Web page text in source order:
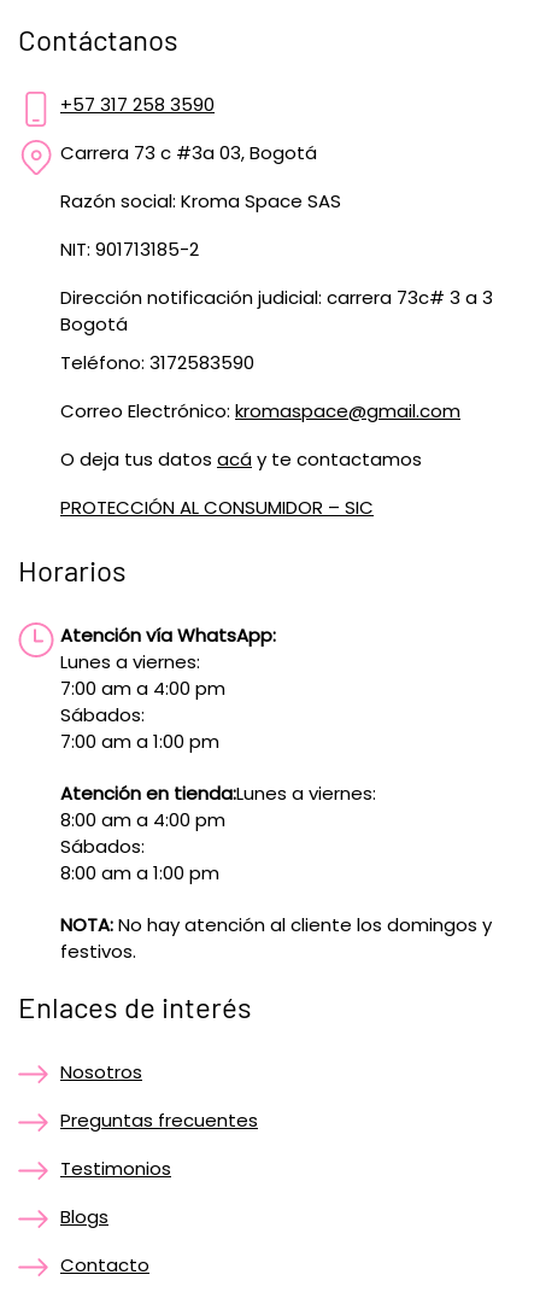
Contáctanos
+57 317 258 3590
Carrera 73 c #3a 03, Bogotá
Razón social: Kroma Space SAS
NIT: 901713185-2
Dirección notificación judicial: carrera 73c# 3 a 3
Bogotá
Teléfono: 3172583590
Correo Electrónico: kromaspace@gmail.com
O deja tus datos acáy te contactamos
PROTECCIÓN AL CONSUMIDOR – SIC
Horarios
Atención vía WhatsApp:
Lunes a viernes:
7:00 am a 4:00 pm
Sábados:
7:00 am a 1:00 pm
Atención en tienda:Lunes a viernes:
8:00 am a 4:00 pm
Sábados:
8:00 am a 1:00 pm
NOTA:No hay atención al cliente los domingos y
festivos.
Enlaces de interés
Nosotros
Preguntas frecuentes
Testimonios
Blogs
Contacto